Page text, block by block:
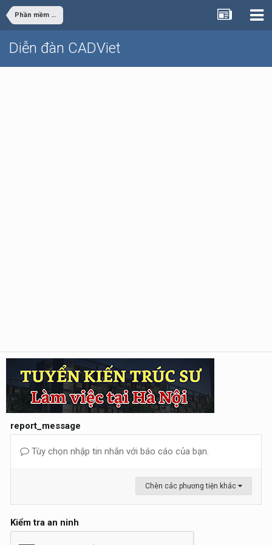
Phần mềm văn phòng - đồ họa
Diễn đàn CADViet
report_message
Tùy chọn nhập tin nhắn với báo cáo của bạn.
Chèn các phương tiện khác
Kiểm tra an ninh